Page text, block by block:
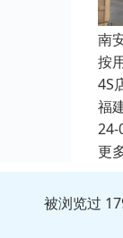
南
按
4S
福
24-
更
被浏览过